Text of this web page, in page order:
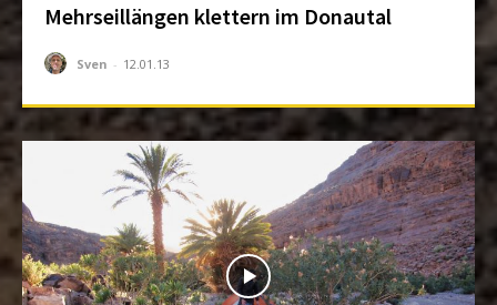
Mehrseillängen klettern im Donautal
Sven - 12.01.13